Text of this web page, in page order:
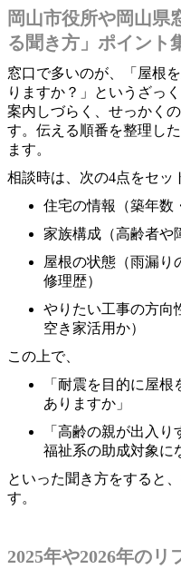
岡山市役所や岡山県
る聞き方」ポイント
窓口で多いのが、「屋根
りますか？」というざっ
案内しづらく、せっかく
す。伝える順番を整理し
ます。
相談時は、次の4点をセッ
住宅の情報（築年数
家族構成（高齢者や
屋根の状態（雨漏り
修理歴）
やりたい工事の方向
空き家活用か）
この上で、
「耐震を目的に屋
ありますか」
「高齢の親が出入り
福祉系の助成対象に
といった聞き方をすると
す。
2025年や2026年のリ